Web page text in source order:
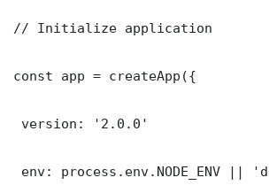
// Initialize application
const app = createApp({
version: '2.0.0'
env: process.env.NODE_ENV ||